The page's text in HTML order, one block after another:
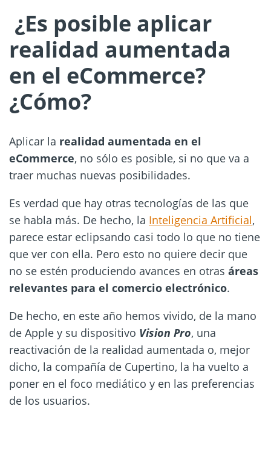
¿Es posible aplicar
realidad aumentada
en el eCommerce?
¿Cómo?
Aplicar la realidad aumentada en el
eCommerce, no sólo es posible, si no que va a
traer muchas nuevas posibilidades.
Es verdad que hay otras tecnologías de las que
se habla más. De hecho, la Inteligencia Artificial,
parece estar eclipsando casi todo lo que no tiene
que ver con ella. Pero esto no quiere decir que
no se estén produciendo avances en otras áreas
relevantes para el comercio electrónico.
De hecho, en este año hemos vivido, de la mano
de Apple y su dispositivo Vision Pro, una
reactivación de la realidad aumentada o, mejor
dicho, la compañía de Cupertino, la ha vuelto a
poner en el foco mediático y en las preferencias
de los usuarios.